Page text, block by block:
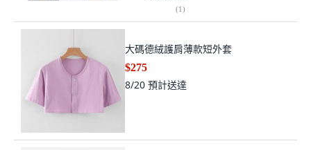
(1)
大碼德絨護肩薄款短外套
$275
8/20 預計送達